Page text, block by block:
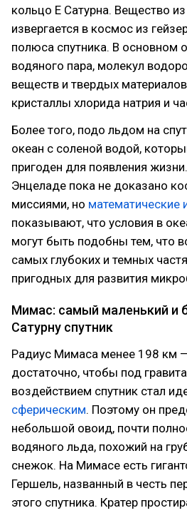
кольцо E Сатурна. Вещество
извергается в космос из
полюса спутника. В основном
водяного пара, молекул
веществ и твердых
кристаллы хлорида натрия и
Более того, подо льдом на
океан с соленой водой,
пригоден для появления
Энцеладе пока не доказано
миссиями, но математические
показывают, что условия в
могут быть подобны тем, что
самых глубоких и темных
пригодных для развития
Мимас: самый маленький и
Сатурну спутник
Радиус Мимаса менее 198 км
достаточно, чтобы под
воздействием спутник стал
сферическим. Поэтому он
небольшой овоид, почти
водяного льда, похожий на
снежок. На Мимасе есть
Гершель, названный в честь
этого спутника. Кратер